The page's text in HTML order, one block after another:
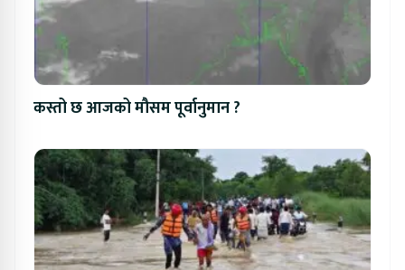
कस्तो छ आजको मौसम पूर्वानुमान ?